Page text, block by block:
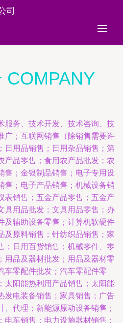
司
COMPANY
服务、技术开发、技术咨询、技
广；互联网销售（除销售需要许
日用品销售；日用杂品销售；第
产品零售；食用农产品批发；农
售；金银制品销售；电子专用设
售；电子产品销售；机械设备销
表销售；五金产品零售；五金产
具用品批发；文具用品零售；办
及辅助设备零售；计算机软硬件
及原料销售；针纺织品销售；家
；日用百货销售；机械零件、零
用品及器材批发；用品及器材零
车零配件批发；汽车零配件零
太阳能热利用产品销售；太阳能
发电装备销售；家具销售；广告
代理；新能源原动设备销售；
电车销售；电力设施器材销售；